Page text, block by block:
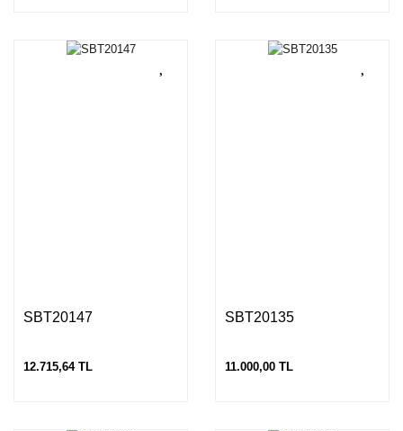
SBT20147
12.715,64 TL
SBT20135
11.000,00 TL